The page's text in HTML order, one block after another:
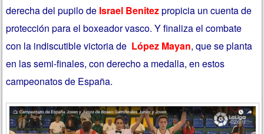
derecha del pupilo de Israel Benitezpropicia un cuenta de
protección para el boxeador vasco. Y finaliza el combate
con la indiscutible victoria de López Mayan, que se planta
en las semi-finales, con derecho a medalla, en estos
campeonatos de España.